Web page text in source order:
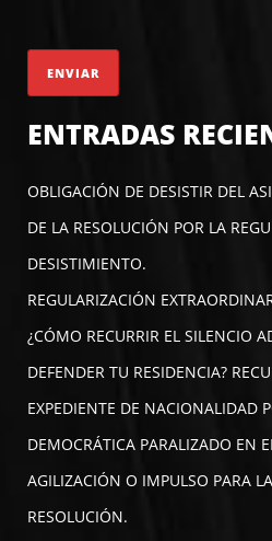
ENTRADAS
OBLIGACIÓN DE DESISTIR DEL
DE LA RESOLUCIÓN POR LA
DESISTIMIENTO.
REGULARIZACIÓN
¿CÓMO RECURRIR EL SILENCIO
DEFENDER TU RESIDENCIA?
EXPEDIENTE DE NACIONALIDAD
DEMOCRÁTICA PARALIZADO EN
AGILIZACIÓN O IMPULSO PARA
RESOLUCIÓN.